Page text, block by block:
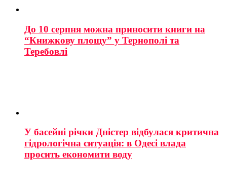
До 10 серпня можна приносити книги на
“Книжкову площу” у Тернополі та
Теребовлі
У басейні річки Дністер відбулася критична
гідрологічна ситуація: в Одесі влада
просить економити воду